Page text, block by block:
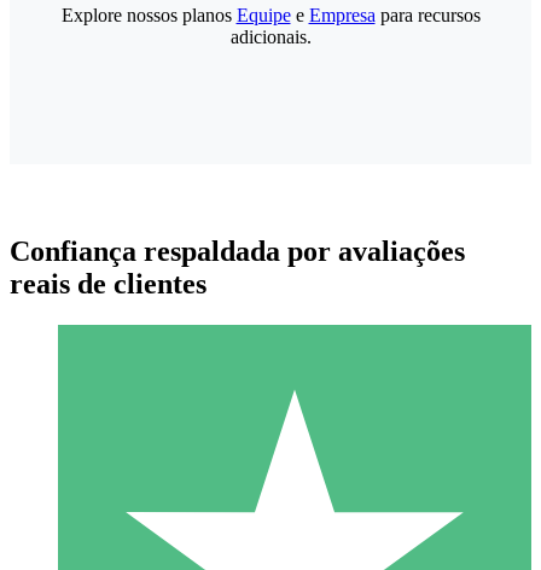
Pacotes de Créditos Individuais
Pague conforme o uso com créditos de download. Sem
Explore nossos planos Equipee Empresa para recursos
adicionais.
Confiança respaldada por avaliações
reais de clientes